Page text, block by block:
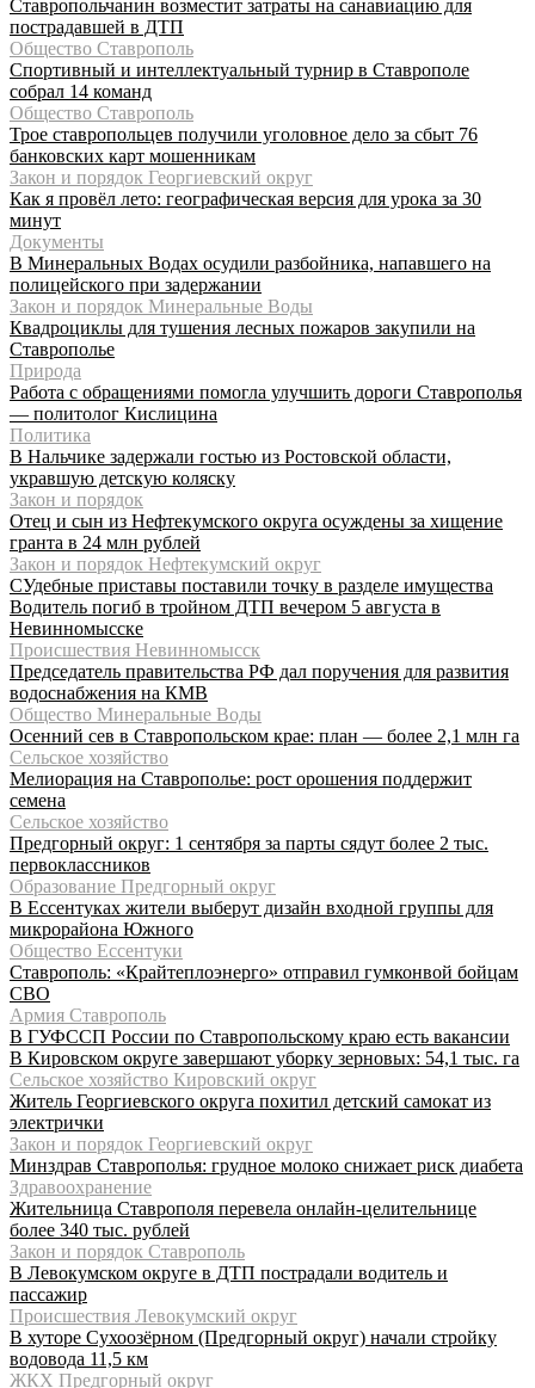
Ставропольчанин возместит затраты на санавиацию для
пострадавшей в ДТП
Общество Ставрополь
Спортивный и интеллектуальный турнир в Ставрополе
собрал 14 команд
Общество Ставрополь
Трое ставропольцев получили уголовное дело за сбыт 76
банковских карт мошенникам
Закон и порядок Георгиевский округ
Как я провёл лето: географическая версия для урока за 30
минут
Документы
В Минеральных Водах осудили разбойника, напавшего на
полицейского при задержании
Закон и порядок Минеральные Воды
Квадроциклы для тушения лесных пожаров закупили на
Ставрополье
Природа
Работа с обращениями помогла улучшить дороги Ставрополья
— политолог Кислицина
Политика
В Нальчике задержали гостью из Ростовской области,
укравшую детскую коляску
Закон и порядок
Отец и сын из Нефтекумского округа осуждены за хищение
гранта в 24 млн рублей
Закон и порядок Нефтекумский округ
СУдебные приставы поставили точку в разделе имущества
Водитель погиб в тройном ДТП вечером 5 августа в
Невинномысске
Происшествия Невинномысск
Председатель правительства РФ дал поручения для развития
водоснабжения на КМВ
Общество Минеральные Воды
Осенний сев в Ставропольском крае: план — более 2,1 млн га
Сельское хозяйство
Мелиорация на Ставрополье: рост орошения поддержит
семена
Сельское хозяйство
Предгорный округ: 1 сентября за парты сядут более 2 тыс.
первоклассников
Образование Предгорный округ
В Ессентуках жители выберут дизайн входной группы для
микрорайона Южного
Общество Ессентуки
Ставрополь: «Крайтеплоэнерго» отправил гумконвой бойцам
СВО
Армия Ставрополь
В ГУФССП России по Ставропольскому краю есть вакансии
В Кировском округе завершают уборку зерновых: 54,1 тыс. га
Сельское хозяйство Кировский округ
Житель Георгиевского округа похитил детский самокат из
электрички
Закон и порядок Георгиевский округ
Минздрав Ставрополья: грудное молоко снижает риск диабета
Здравоохранение
Жительница Ставрополя перевела онлайн-целительнице
более 340 тыс. рублей
Закон и порядок Ставрополь
В Левокумском округе в ДТП пострадали водитель и
пассажир
Происшествия Левокумский округ
В хуторе Сухоозёрном (Предгорный округ) начали стройку
водовода 11,5 км
ЖКХ Предгорный округ